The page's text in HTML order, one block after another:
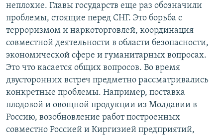
неплохие. Главы государств еще раз обозначили
проблемы, стоящие перед СНГ. Это борьба с
терроризмом и наркоторговлей, координация
совместной деятельности в области безопасности,
экономической сфере и гуманитарных вопросах.
Это что касается общих вопросов. Во время
двусторонних встреч предметно рассматривались
конкретные проблемы. Например, поставка
плодовой и овощной продукции из Молдавии в
Россию, возобновление работ построенных
совместно Россией и Киргизией предприятий,